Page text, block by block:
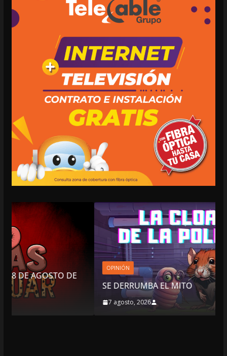
OPINIÓN
SE DERRUMBA EL MITO